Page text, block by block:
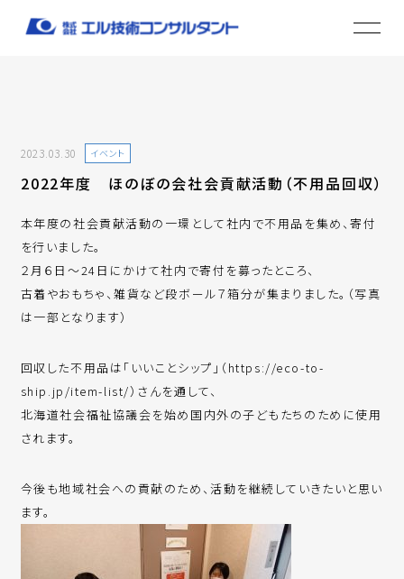
2023.03.30 イベント
2022年度 ほのぼの会社会貢献活動（不用品回収）
本年度の社会貢献活動の一環として社内で不用品を集め、寄付
を行いました。
２月６日～24日にかけて社内で寄付を募ったところ、
古着やおもちゃ、雑貨など段ボール７箱分が集まりました。（写真
は一部となります）
回収した不用品は「いいことシップ」（https://eco-to-
ship.jp/item-list/）さんを通して、
北海道社会福祉協議会を始め国内外の子どもたちのために使用
されます。
今後も地域社会への貢献のため、活動を継続していきたいと思い
ます。